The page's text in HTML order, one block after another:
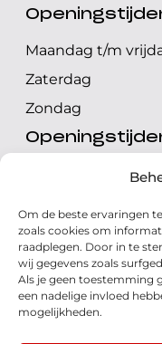
Om de beste ervaringen
zoals cookies om
raadplegen. Door in te
wij gegevens zoals
Als je geen toestemming
een nadelige invloed
mogelijkheden.
Maandag t/m
Zaterdag
Zondag
Maandag t/m
Zondag
Volg ons